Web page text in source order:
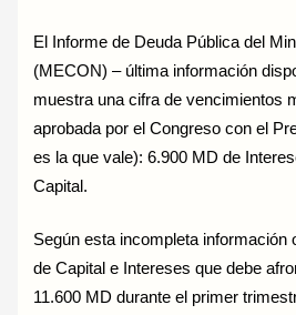
El Informe de Deuda Pública del
(MECON) – última información
muestra una cifra de vencimientos
aprobada por el Congreso con el
es la que vale): 6.900 MD de
Capital.
Según esta incompleta información
de Capital e Intereses que debe
11.600 MD durante el primer